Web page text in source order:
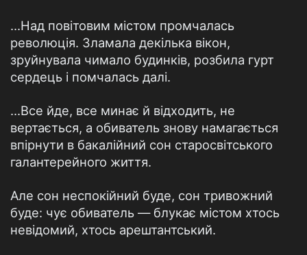
...Над повітовим містом промчалась
революція. Зламала декілька вікон,
зруйнувала чимало будинків, розбила гурт
сердець і помчалась далі.
...Все йде, все минає й відходить, не
вертається, а обиватель знову намагається
впірнути в бакалійний сон старосвітського
галантерейного життя.
Але сон неспокійний буде, сон тривожний
буде: чує обиватель — блукає містом хтось
невідомий, хтось арештантський.